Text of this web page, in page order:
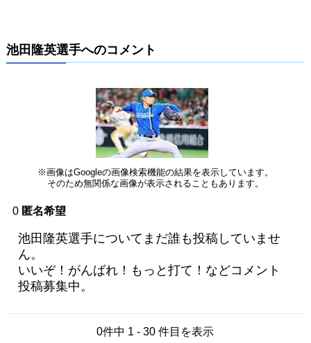
池田隆英選手へのコメント
※画像はGoogleの画像検索機能の結果を表示しています。
そのため無関係な画像が表示されることもあります。
0 匿名希望
池田隆英選手についてまだ誰も投稿していませ
ん。
いいぞ！がんばれ！もっと打て！などコメント
投稿募集中。
0件中 1 - 30 件目を表示